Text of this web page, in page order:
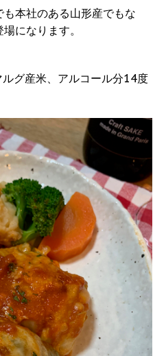
本社のある山形産でもな
になります。
グ産米、アルコール分14度